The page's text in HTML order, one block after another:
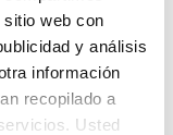
web con
y análisis
información
recopilado a
Usted